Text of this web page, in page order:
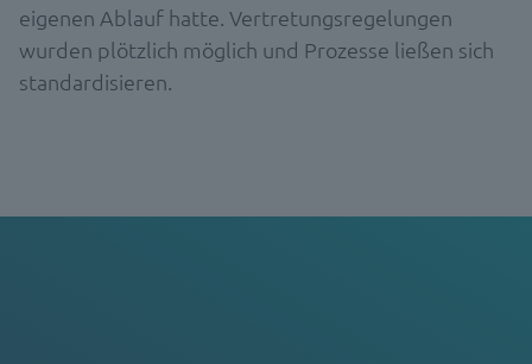
eigenen Ablauf hatte. Vertretungsregelungen
wurden plötzlich möglich und Prozesse ließen sich
standardisieren.